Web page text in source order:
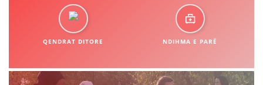
STACIONIN E UJIT SHPËTIMIT – VODNO
MARRDHËNJE ME PUBLIKUN
QENDRAT DITORE NDIHMA E PARË